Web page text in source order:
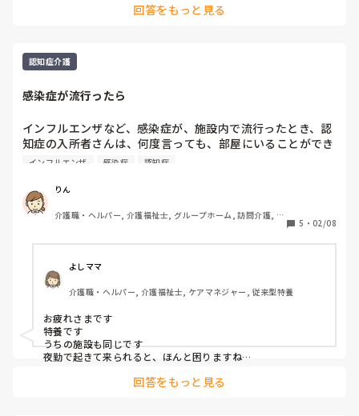
体調不良者がいらっしゃる場合にはご遠慮いただく（場合によ
定です。
健康管理と生活の喜びのバランスは難しいですね。ご意見を取
り入れながら、少しずつ調整するしかないかなと感じていま
す。
回答をもっと見る
認知症介護
感染症が流行ったら
インフルエンザなど、感染症が、施設内で流行ったとき、認
知症の入所者さんは、何度言っても、部屋にいることができ
ず、出てきてしまい、「なんで出てきちゃダメなのか？」
い、、
皆さんの職場ではどうしていますか？
インフルエンザ 感染症 認知症
りん
介護職・ヘルパー, 介護福祉士, グループホーム, 訪問介護, 訪
5 ・ 02/08
よしママ
介護職・ヘルパー, 介護福祉士, ケアマネジャー, 従来型特養
お疲れさまです
特養です
うちの施設も同じです
夜勤で起きて来られると、ほんと困りますね
回答をもっと見る